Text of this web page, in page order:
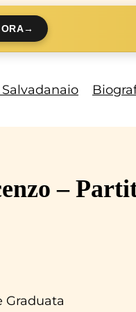
→
Salvadanaio
–
Graduata